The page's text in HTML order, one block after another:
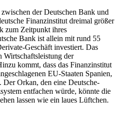
der Deutschen Bank und
Finanzinstitut dreimal größer
zum Zeitpunkt ihres
Bank ist allein mit rund 55
Geschäft investiert. Das
Wirtschaftsleistung der
kommt, dass das Finanzinstitut
EU-Staaten Spanien,
Orkan, den eine Deutsche-
entfachen würde, könnte die
lassen wie ein laues Lüftchen.